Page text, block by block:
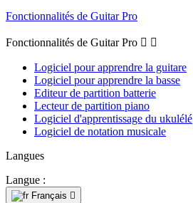
Fonctionnalités de Guitar Pro
Fonctionnalités de Guitar Pro  
Logiciel pour apprendre la guitare
Logiciel pour apprendre la basse
Editeur de partition batterie
Lecteur de partition piano
Logiciel d'apprentissage du ukulélé
Logiciel de notation musicale
Langues
Langue :
Français 